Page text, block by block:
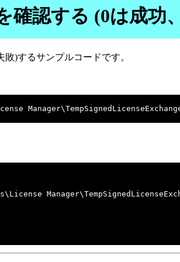
確認する (0は成功
)するサンプルコードです。